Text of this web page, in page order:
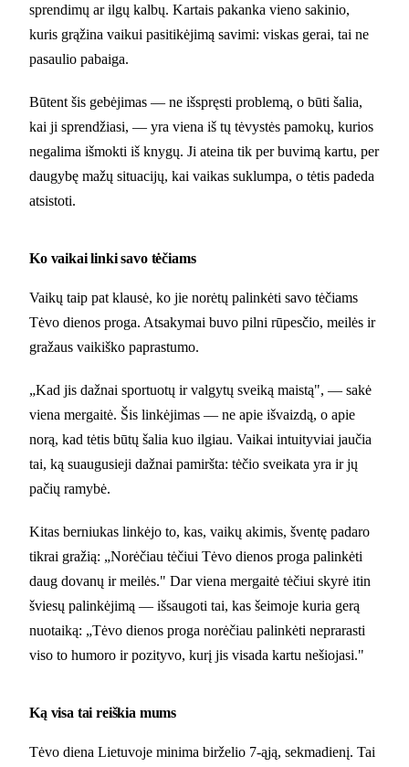
sprendimų ar ilgų kalbų. Kartais pakanka vieno sakinio,
kuris grąžina vaikui pasitikėjimą savimi: viskas gerai, tai ne
pasaulio pabaiga.
Būtent šis gebėjimas — ne išspręsti problemą, o būti šalia,
kai ji sprendžiasi, — yra viena iš tų tėvystės pamokų, kurios
negalima išmokti iš knygų. Ji ateina tik per buvimą kartu, per
daugybę mažų situacijų, kai vaikas suklumpa, o tėtis padeda
atsistoti.
Ko vaikai linki savo tėčiams
Vaikų taip pat klausė, ko jie norėtų palinkėti savo tėčiams
Tėvo dienos proga. Atsakymai buvo pilni rūpesčio, meilės ir
gražaus vaikiško paprastumo.
„Kad jis dažnai sportuotų ir valgytų sveiką maistą", — sakė
viena mergaitė. Šis linkėjimas — ne apie išvaizdą, o apie
norą, kad tėtis būtų šalia kuo ilgiau. Vaikai intuityviai jaučia
tai, ką suaugusieji dažnai pamiršta: tėčio sveikata yra ir jų
pačių ramybė.
Kitas berniukas linkėjo to, kas, vaikų akimis, šventę padaro
tikrai gražią: „Norėčiau tėčiui Tėvo dienos proga palinkėti
daug dovanų ir meilės." Dar viena mergaitė tėčiui skyrė itin
šviesų palinkėjimą — išsaugoti tai, kas šeimoje kuria gerą
nuotaiką: „Tėvo dienos proga norėčiau palinkėti neprarasti
viso to humoro ir pozityvo, kurį jis visada kartu nešiojasi."
Ką visa tai reiškia mums
Tėvo diena Lietuvoje minima birželio 7-ąją, sekmadienį. Tai